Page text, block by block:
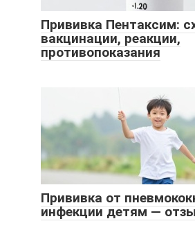
Прививка Пентаксим:
вакцинации, реакции,
противопоказания
Прививка от
инфекции детям —